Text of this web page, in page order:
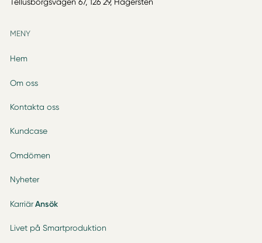
Tellusborgsvägen 67, 126 29, Hägersten
MENY
Hem
Om oss
Kontakta oss
Kundcase
Omdömen
Nyheter
Karriär Ansök
Livet på Smartproduktion